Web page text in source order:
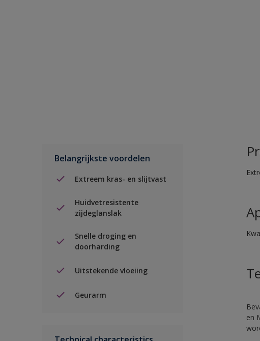
Belangrijkste voordelen
Extreem kras- en slijtvast
Huidvetresistente
zijdeglanslak
Snelle droging en
doorharding
Uitstekende vloeiing
Geurarm
en